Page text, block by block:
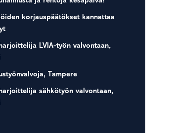
korjauspäätökset kannattaa
LVIA-työn valvontaan,
Tampere
sähkötyön valvontaan,